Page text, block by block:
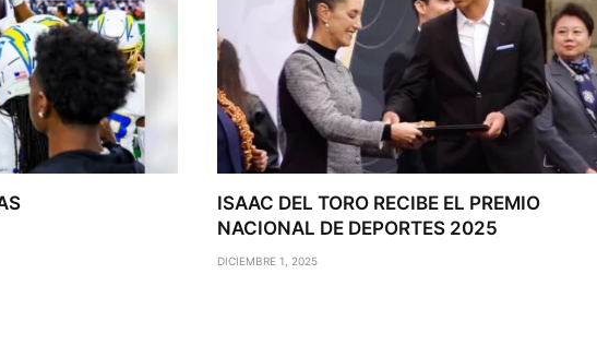
ISAAC DEL TORO RECIBE EL PREMIO
NACIONAL DE DEPORTES 2025
DICIEMBRE 1, 2025